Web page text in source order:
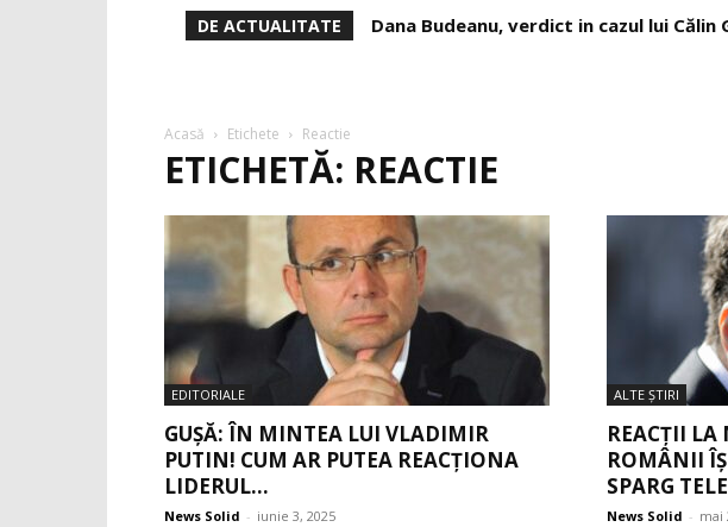
DE ACTUALITATE
Dana Budeanu, verdict in cazul lui Călin
Cornel Nistorescu: Miruță Vodă la
Acasă Etichete Reactie
ETICHETĂ: REACTIE
EDITORIALE
GUȘĂ: ÎN MINTEA LUI VLADIMIR
PUTIN! CUM AR PUTEA REACȚIONA
LIDERUL...
News Solid - iunie 3, 2025
ALTE ŞTIRI
REACȚII LA
ROMÂNII
SPARG
News Solid - mai